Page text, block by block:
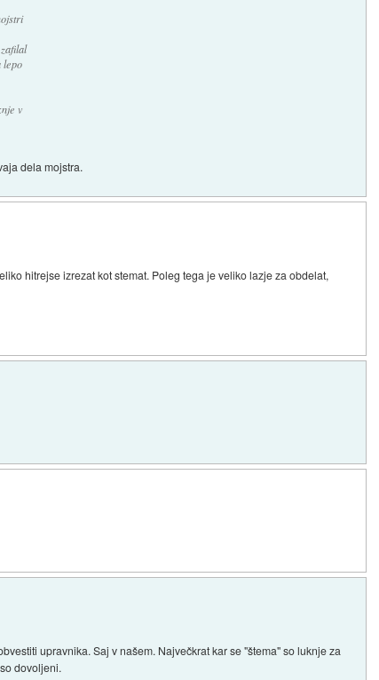
lepo
v
dela mojstra.
hitrejse izrezat kot stemat. Poleg tega je veliko lazje za obdelat,
upravnika. Saj v našem. Največkrat kar se "štema" so luknje za
dovoljeni.